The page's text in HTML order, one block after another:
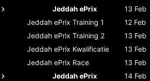
Jeddah ePrix
13 Feb
Jeddah ePrix Training 1 12 Feb
Jeddah ePrix Training 2 13 Feb
Jeddah ePrix Kwalificatie 13 Feb
Jeddah ePrix Race 13 Feb
Jeddah ePrix
14 Feb